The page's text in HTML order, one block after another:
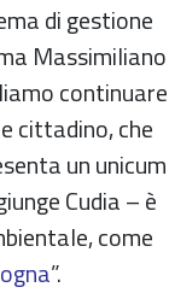
di gestione
Massimiliano
continuare
cittadino, che
un unicum
Cudia – è
come
”.